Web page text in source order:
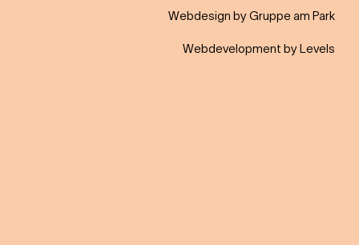
Webdesign by Gruppe am Park
Webdevelopment by Levels